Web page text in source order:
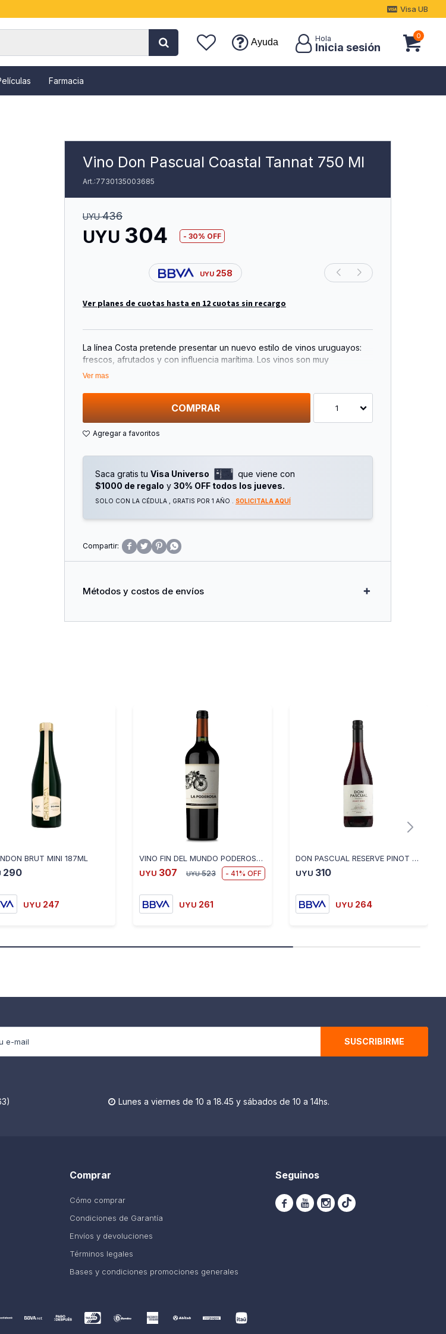
Farmacia
Ayuda
0
Visa UB
Vino Don Pascual Coastal Tannat 750 Ml
7730135003685
UYU 304
UYU 436
30
UYU 258
Ver planes de cuotas hasta en 12 cuotas sin recargo
La línea Costa pretende presentar un nuevo estilo de vinos uruguayos:
frescos, afrutados y con influencia marítima. Los vinos son muy
gastronómicos, versátiles y traen nuevas experiencias gustativas,
influencia marítima puede aportar a los vinos uruguayos.
Ver mas
COMPRAR 1
Saca gratis tu Visa Universo
que viene con
$1000 de regalo y 30% OFF todos los jueves.
SOLO CON LA CÉDULA , GRATIS POR 1 AÑO . SOLICITALA AQUÍ
   
Métodos y costos de envíos
BRUT MINI 187ML
290
UYU 247
VINO FIN DEL MUNDO PODEROSA MALBEC 750 ML
UYU 307 UYU 523 41
UYU 261
DON PASCUAL RESERVE PINOT NOIR
UYU 310
UYU 264
SUSCRIBIRME
 Lunes a viernes de 10 a 18.45 y sábados de 10 a 14hs.
Comprar
Cómo comprar
Condiciones de Garantía
Envíos y devoluciones
Términos legales
Bases y condiciones promociones generales
Seguinos
  